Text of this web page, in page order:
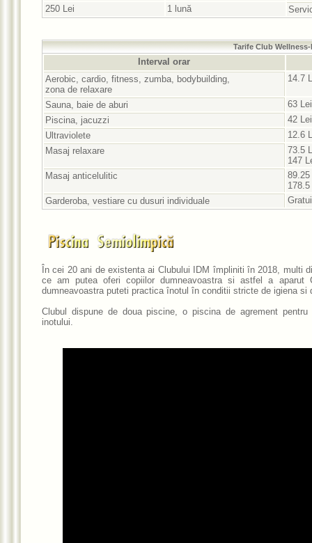
250 Lei
1 lună
Tarife Club
Interval orar
Aerobic, cardio, fitness, zumba, bodybuilding,
zona de relaxare
14.7
Sauna, baie de aburi
63
Piscina, jacuzzi
42
Ultraviolete
12.6
Masaj relaxare
73.5
147
Masaj anticelulitic
Garderoba, vestiare cu dusuri individuale
În cei 20 ani de existenta ai Clubului IDM împliniti în 2018, multi
ce am putea oferi copiilor dumneavoastra si astfel a aparut
dumneavoastra puteti practica înotul în conditii stricte de igiena si
Clubul dispune de doua piscine, o piscina de agrement
inotului.